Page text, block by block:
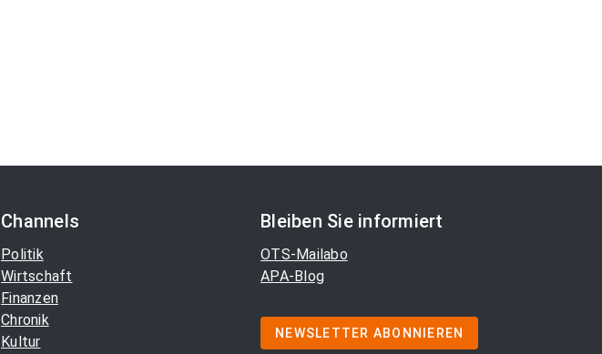
Channels
Politik
Wirtschaft
Finanzen
Chronik
Kultur
Bleiben Sie informiert
OTS-Mailabo
APA-Blog
NEWSLETTER ABONNIEREN